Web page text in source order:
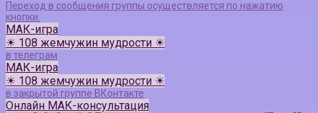
Переход в сообщения группы осуществляется по нажатию
кнопки.
МАК-игра
☀ 108 жемчужин мудрости ☀
в телеграм
МАК-игра
☀ 108 жемчужин мудрости ☀
в закрытой группе ВКонтакте
Онлайн МАК-консультация